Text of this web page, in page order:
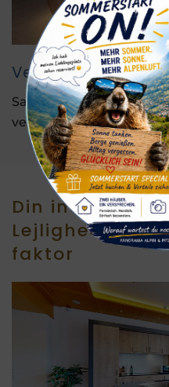
Velvære og
Sauna, klippespa,
ved Panorama Alpin.
Din
Lejligheder
faktor